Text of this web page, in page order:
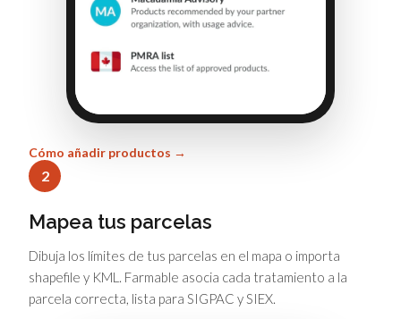
Cómo añadir productos →
2
Mapea tus parcelas
Dibuja los límites de tus parcelas en el mapa o importa
shapefile y KML. Farmable asocia cada tratamiento a la
parcela correcta, lista para SIGPAC y SIEX.